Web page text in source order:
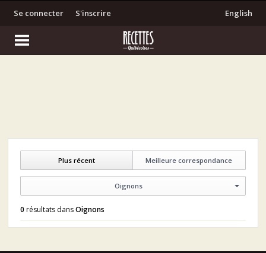
S'inscrire
Se connecter English
Meilleure correspondance
Plus récent
Oignons
0 résultats dansOignons